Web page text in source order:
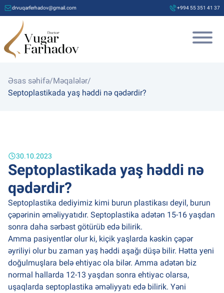
drvuqarferhadov@gmail.com +994 55 351 41 37
Əsas səhifə/Məqalələr/
Septoplastikada yaş həddi nə qədərdir?
30.10.2023
Septoplastikada yaş həddi nə
qədərdir?
Septoplastika dediyimiz kimi burun plastikası deyil, burun
çəpərinin əməliyyatıdır. Septoplastika adətən 15-16 yaşdan
sonra daha sərbəst götürüb edə bilirik.
Amma pasiyentlər olur ki, kiçik yaşlarda kəskin çəpər
əyriliyi olur bu zaman yaş həddi aşağı düşə bilir. Hətta yeni
doğulmuşlara belə ehtiyac ola bilər. Amma adətən biz
normal hallarda 12-13 yaşdan sonra ehtiyac olarsa,
uşaqlarda septoplastika əməliyyatı edə bilirik. Yəni